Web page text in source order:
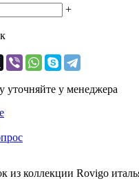
+
уточняйте у менеджера
из коллекции Rovigo